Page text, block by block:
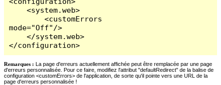
    <system.web>
        <customErrors
mode="Off"/>
    </system.web>
</configuration>
Remarques : La page d'erreurs actuellement affichée peut être remplacée par une page
d'erreurs personnalisée. Pour ce faire, modifiez l'attribut "defaultRedirect" de la balise de
configuration <customErrors> de l'application, de sorte qu'il pointe vers une URL de la
page d'erreurs personnalisée !